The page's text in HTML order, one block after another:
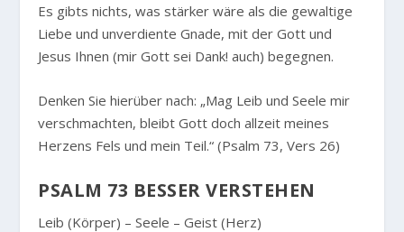
Es gibts nichts, was stärker wäre als die gewaltige
Liebe und unverdiente Gnade, mit der Gott und
Jesus Ihnen (mir Gott sei Dank! auch) begegnen.
Denken Sie hierüber nach: „Mag Leib und Seele mir
verschmachten, bleibt Gott doch allzeit meines
Herzens Fels und mein Teil.“ (Psalm 73, Vers 26)
PSALM 73 BESSER VERSTEHEN
Leib (Körper) – Seele – Geist (Herz)